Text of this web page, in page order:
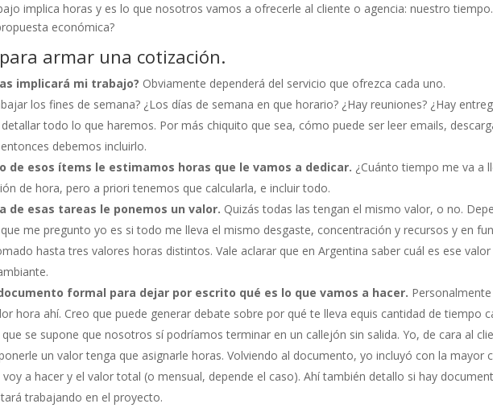
implica horas y es lo que nosotros vamos a ofrecerle al cliente o agencia: nuestro
económica?
armar una cotización.
implicará mi trabajo? Obviamente dependerá del servicio que ofrezca cada uno.
los fines de semana? ¿Los días de semana en que horario? ¿Hay reuniones? ¿Hay
todo lo que haremos. Por más chiquito que sea, cómo puede ser leer emails,
debemos incluirlo.
de esos ítems le estimamos horas que le vamos a dedicar. ¿Cuánto tiempo me va a
de hora, pero a priori tenemos que calcularla, e incluir todo.
de esas tareas le ponemos un valor. Quizás todas las tengan el mismo valor, o no.
me pregunto yo es si todo me lleva el mismo desgaste, concentración y recursos y en
hasta tres valores horas distintos. Vale aclarar que en Argentina saber cuál es ese
formal para dejar por escrito qué es lo que vamos a hacer.
hora ahí. Creo que puede generar debate sobre por qué te lleva equis cantidad de tiempo
se supone que nosotros sí podríamos terminar en un callejón sin salida. Yo, de cara al
un valor tenga que asignarle horas. Volviendo al documento, yo incluyó con la mayor
voy a hacer y el valor total (o mensual, depende el caso). Ahí también detallo si hay
trabajando en el proyecto.